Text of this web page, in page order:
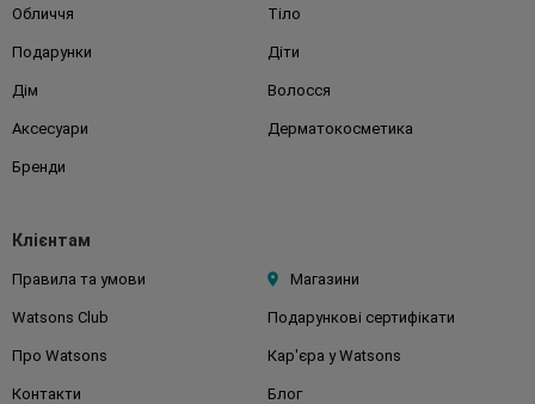
Обличчя Тіло
Подарунки Діти
Дім Волосся
Аксесуари Дерматокосметика
Бренди
Клієнтам
Правила та умови Магазини
Watsons Club Подарункові сертифікати
Про Watsons Кар'єра у Watsons
Контакти Блог